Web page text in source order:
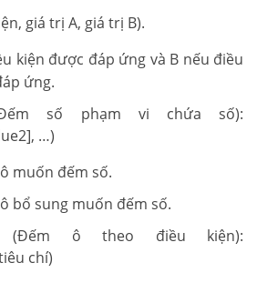
giá trị A, giá trị B).
kiện được đáp ứng và B nếu điều
ứng.
số phạm vi chứa số):
…)
muốn đếm số.
bổ sung muốn đếm số.
(Đếm ô theo điều kiện):
chí)